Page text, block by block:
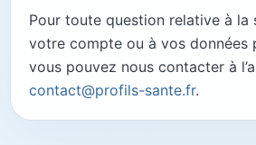
Pour toute question relative à la
votre compte ou à vos données
vous pouvez nous contacter à
contact@profils-sante.fr.